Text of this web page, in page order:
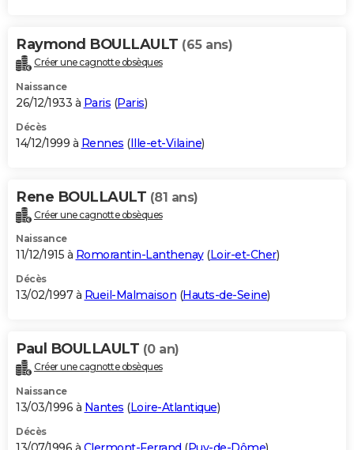
Raymond BOULLAULT (65 ans)
Créer une cagnotte obsèques
Naissance
26/12/1933 à Paris (Paris)
Décès
14/12/1999 à Rennes (Ille-et-Vilaine)
Rene BOULLAULT (81 ans)
Créer une cagnotte obsèques
Naissance
11/12/1915 à Romorantin-Lanthenay(Loir-et-Cher)
Décès
13/02/1997 à Rueil-Malmaison (Hauts-de-Seine)
Paul BOULLAULT (0 an)
Créer une cagnotte obsèques
Naissance
13/03/1996 à Nantes (Loire-Atlantique)
Décès